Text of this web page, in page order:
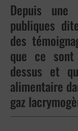
Depuis une
publiques
des
que ce
dessus et
alimentaire
gaz